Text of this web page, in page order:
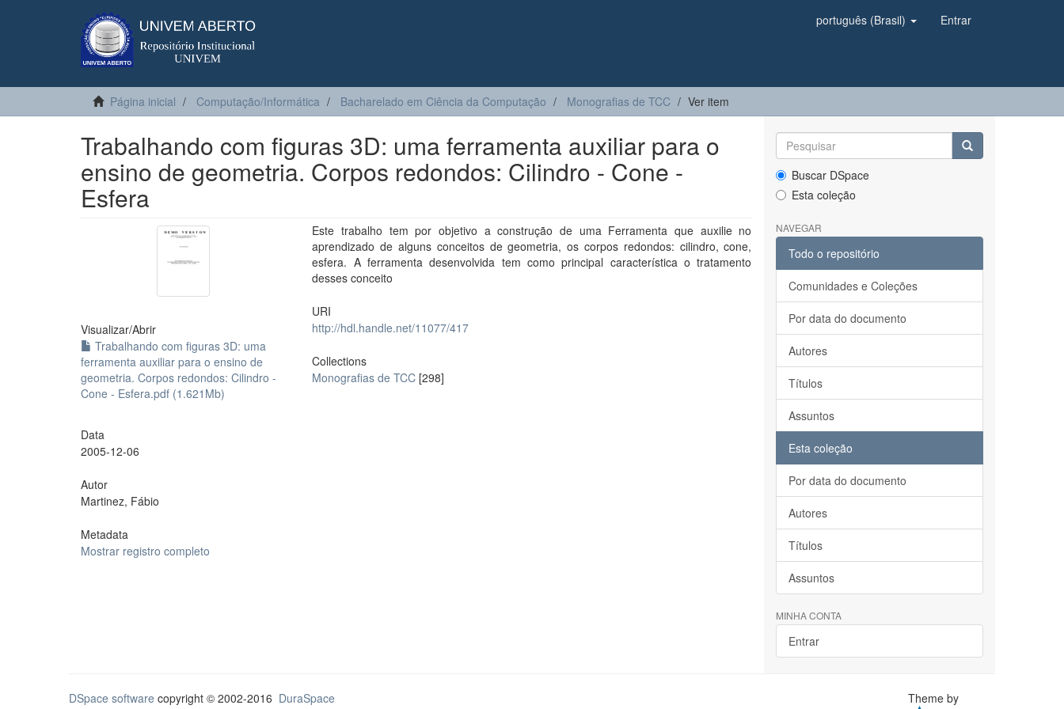
português (Brasil) Entrar
Página inicial Computação/Informática Bacharelado em Ciência da Computação Monografias de TCC Ver item
Trabalhando com figuras 3D: uma ferramenta auxiliar para o
ensino de geometria. Corpos redondos: Cilindro - Cone -
Esfera
Visualizar/Abrir
Trabalhando com figuras 3D: uma
ferramenta auxiliar para o ensino de
geometria. Corpos redondos: Cilindro -
Cone - Esfera.pdf (1.621Mb)
Data
2005-12-06
Autor
Martinez, Fábio
Metadata
Mostrar registro completo
Este trabalho tem por objetivo a construção de uma Ferramenta que auxilie no
aprendizado de alguns conceitos de geometria, os corpos redondos: cilindro, cone,
esfera. A ferramenta desenvolvida tem como principal característica o tratamento
desses conceito
URI
http://hdl.handle.net/11077/417
Collections
Monografias de TCC [298]
Buscar DSpace
Esta coleção
NAVEGAR
Todo o repositório
Comunidades e Coleções
Por data do documento
Autores
Títulos
Assuntos
Esta coleção
Por data do documento
Autores
Títulos
Assuntos
MINHA CONTA
Entrar
DSpace software copyright © 2002-2016 DuraSpace
Theme by